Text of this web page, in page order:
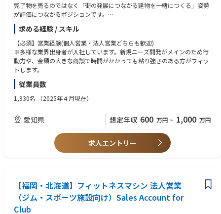
完了物を売るのではなく「街の発展につながる建物を一緒につくる」姿勢
が評価につながるポジションです。
まずはヒアリングを通じてお客様の課題や将来構想を把握し、適した立地
の見極めから始めます。
お客様の事業展開ニーズに最適な立地の選定から、その土地の特性や地域
性を活かした建築企画まで、トータルソリューションをご提案していただ
きます。
受注額10億円以上の大型案件が多く、商談期間は半年ほど、時には5年以
上に及ぶケースもあります。
入社間もない社員が受注した際には、直筆の手紙が決め手だったこともあ
るなどお人柄や粘り強い努力が成果に直結します。
同社の営業は専門性が高く、不動産知識に加えて建築・金融・税務等の幅
広い知識が身に付きます。
求める経験 / スキル
【必須】営業経験(個人営業・法人営業どちらも歓迎)
※多様な業界出身者が入社しています。新規ニーズ開発がメインのため行
動力や、金額の大きな商談で時間がかかっても粘り強さのある方がフィッ
トします。
従業員数
1,930名 （2025年４月現在）
愛知県 想定年収 600 万円 ~ 1,000 万円
求人エントリー
【福岡・北海道】フィットネスマシン 法人営業
（ジム・スポーツ施設向け）Sales Account for
Club